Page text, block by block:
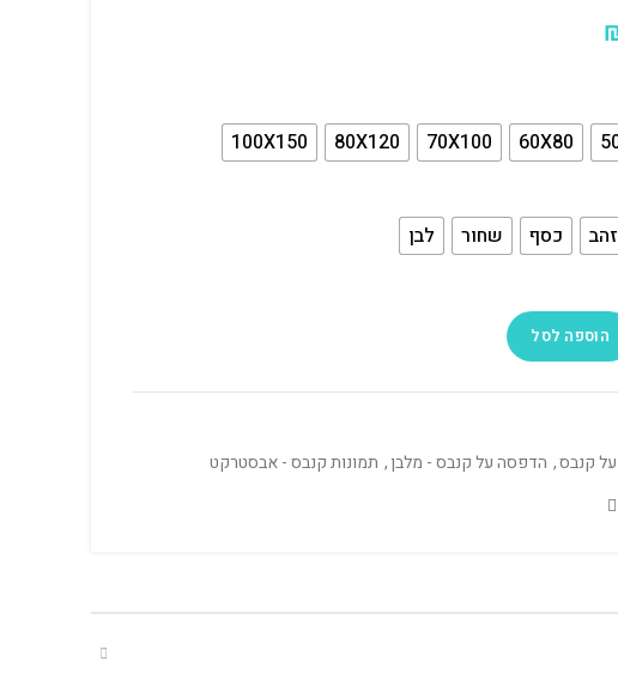
60X80
70X100
80X120
100X150
זהב כסף שחור לבן
הוספה לסל
קנבס, הדפסה על קנבס - מלבן, תמונות קנבס - אבסטרקט